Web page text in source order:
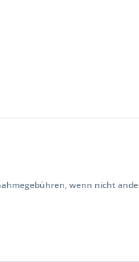
wenn nicht